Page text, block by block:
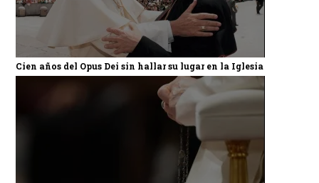
Cien años del Opus Dei sin hallar su lugar en la Iglesia